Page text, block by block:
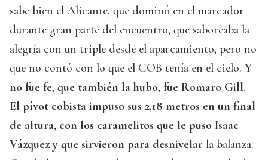
sabe bien el Alicante, que dominó en el marcador
durante gran parte del encuentro, que saboreaba la
alegría con un triple desde el aparcamiento, pero no
que no contó con lo que el COB tenía en el cielo. Y
no fue fe, que también la hubo, fue Romaro Gill.
El pívot cobista impuso sus 2,18 metros en un final
de altura, con los caramelitos que le puso Isaac
Vázquez y que sirvieron para desnivelar la balanza.